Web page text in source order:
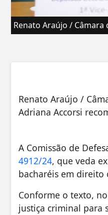
Renato Araújo / Câmara
Renato Araújo /
Adriana Accorsi
A Comissão de
4912/24, que veda
bacharéis em
Conforme o texto,
justiça criminal para